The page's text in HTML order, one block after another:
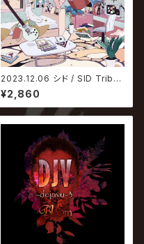
2023.12.06 シド / SID Tribut
e Album -Anime Songs-
¥2,860